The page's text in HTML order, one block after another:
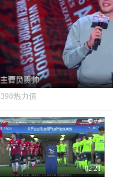
热力值
02:21